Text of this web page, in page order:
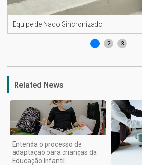
Equipe de Nado Sincronizado
1 2 3
Related News
Entenda o processo de
adaptação para crianças da
Educação Infantil